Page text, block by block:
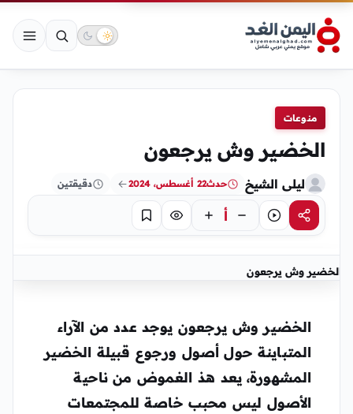
منوعات
الخضير وش يرجعون
ليلى الشيخ حدث22 أغسطس، 2024 دقيقتين
مشاركةاستماع أ تركيز حفظ
الخضير وش يرجعون
الخضير وش يرجعون يوجد عدد من الآراء
المتباينة حول أصول ورجوع قبيلة الخضير
المشهورة، يعد هذ الغموض من ناحية
الأصول ليس محبب خاصة للمجتمعات